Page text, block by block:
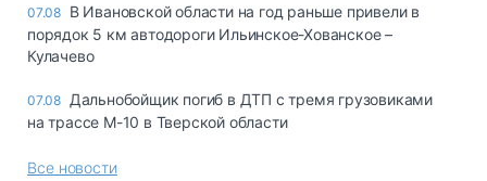
07.08 В Ивановской области на год раньше привели в
порядок 5 км автодороги Ильинское-Хованское –
Кулачево
07.08 Дальнобойщик погиб в ДТП с тремя грузовиками
на трассе М-10 в Тверской области
Все новости